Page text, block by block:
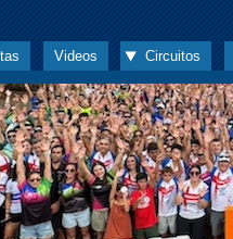
Videos Circuitos